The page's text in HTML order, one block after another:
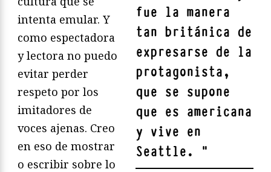
fue la manera
tan británica de
expresarse de la
protagonista,
que se supone
que es americana
y vive en
Seattle.
"
intenta emular. Y
como espectadora
y lectora no puedo
evitar perder
respeto por los
imitadores de
voces ajenas. Creo
en eso de mostrar
o escribir sobre lo